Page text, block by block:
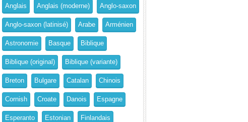
Anglais Anglais (moderne) Anglo-saxon
Anglo-saxon (latinisé) Arabe Arménien
Astronomie Basque Biblique
Biblique (original) Biblique (variante)
Breton Bulgare Catalan Chinois
Cornish Croate Danois Espagne
Esperanto Estonian Finlandais